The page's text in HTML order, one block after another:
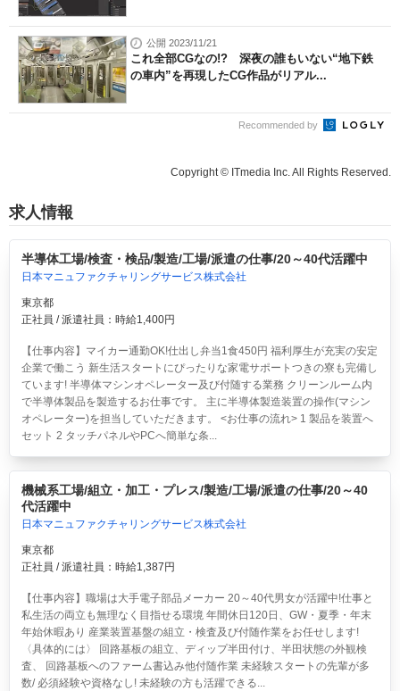
公開 2023/11/21
これ全部CGなの!? 深夜の誰もいない“地下鉄
の車内”を再現したCG作品がリアル...
Recommended by
Copyright © ITmedia Inc. All Rights Reserved.
求人情報
半導体工場/検査・検品/製造/工場/派遣の仕事/20～40代活躍中
日本マニュファクチャリングサービス株式会社
東京都
正社員 / 派遣社員：時給1,400円
【仕事内容】マイカー通勤OK!仕出し弁当1食450円 福利厚生が充実の安定
企業で働こう 新生活スタートにぴったりな家電サポートつきの寮も完備し
ています! 半導体マシンオペレーター及び付随する業務 クリーンルーム内
で半導体製品を製造するお仕事です。 主に半導体製造装置の操作(マシン
オペレーター)を担当していただきます。 <お仕事の流れ> 1 製品を装置へ
セット 2 タッチパネルやPCへ簡単な条...
機械系工場/組立・加工・プレス/製造/工場/派遣の仕事/20～40
代活躍中
日本マニュファクチャリングサービス株式会社
東京都
正社員 / 派遣社員：時給1,387円
【仕事内容】職場は大手電子部品メーカー 20～40代男女が活躍中!仕事と
私生活の両立も無理なく目指せる環境 年間休日120日、GW・夏季・年末
年始休暇あり 産業装置基盤の組立・検査及び付随作業をお任せします!
〈具体的には〉 回路基板の組立、ディップ半田付け、半田状態の外観検
査、 回路基板へのファーム書込み他付随作業 未経験スタートの先輩が多
数/ 必須経験や資格なし! 未経験の方も活躍できる...